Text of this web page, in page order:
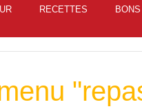
RECETTES